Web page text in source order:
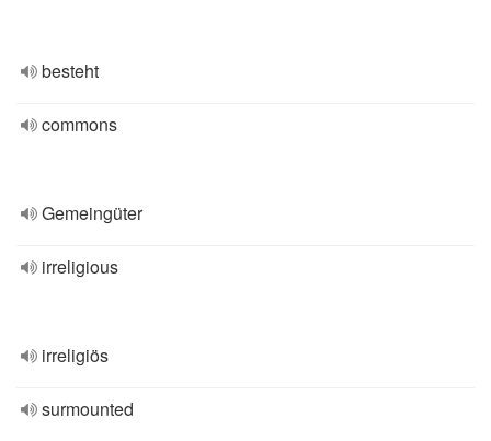
besteht
commons
Gemeingüter
irreligious
irreligiös
surmounted